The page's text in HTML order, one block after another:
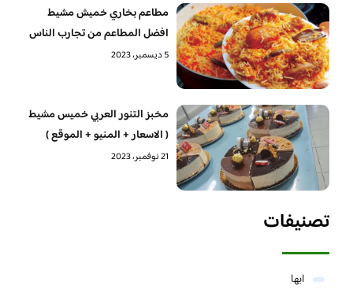
مطاعم بخاري خميش مشيط
افضل المطاعم من تجارب الناس
5 ديسمبر، 2023
مخبز التنور العربي خميس مشيط
( الاسعار + المنيو + الموقع )
21 نوفمبر، 2023
تصنيفات
ابها